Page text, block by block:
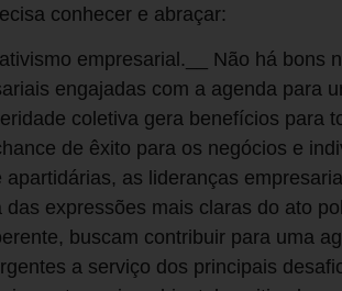
conhecer e abraçar:
empresarial.__ Não há bons
engajadas com a agenda para
coletiva gera benefícios para
de êxito para os negócios e
apartidárias, as lideranças
das expressões mais claras do ato
buscam contribuir para uma
a serviço dos principais